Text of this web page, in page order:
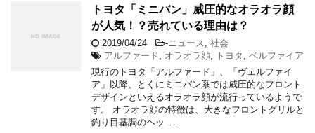
トヨタ「ミニバン」威圧的なオラオラ顔
が人気！？売れている理由は？
2019/04/24 -ニュース
社会
アルファード
オラオラ顔 トヨタ
ベルファイア
現行のトヨタ「アルファード」、「ヴェルファイ
ア」以降、とくにミニバン系では威圧的なフロント
デザインといえるオラオラ顔が流行っているようで
す。 オラオラ顔の特徴は、大きなフロントグリルと
釣り目基調のヘッ …